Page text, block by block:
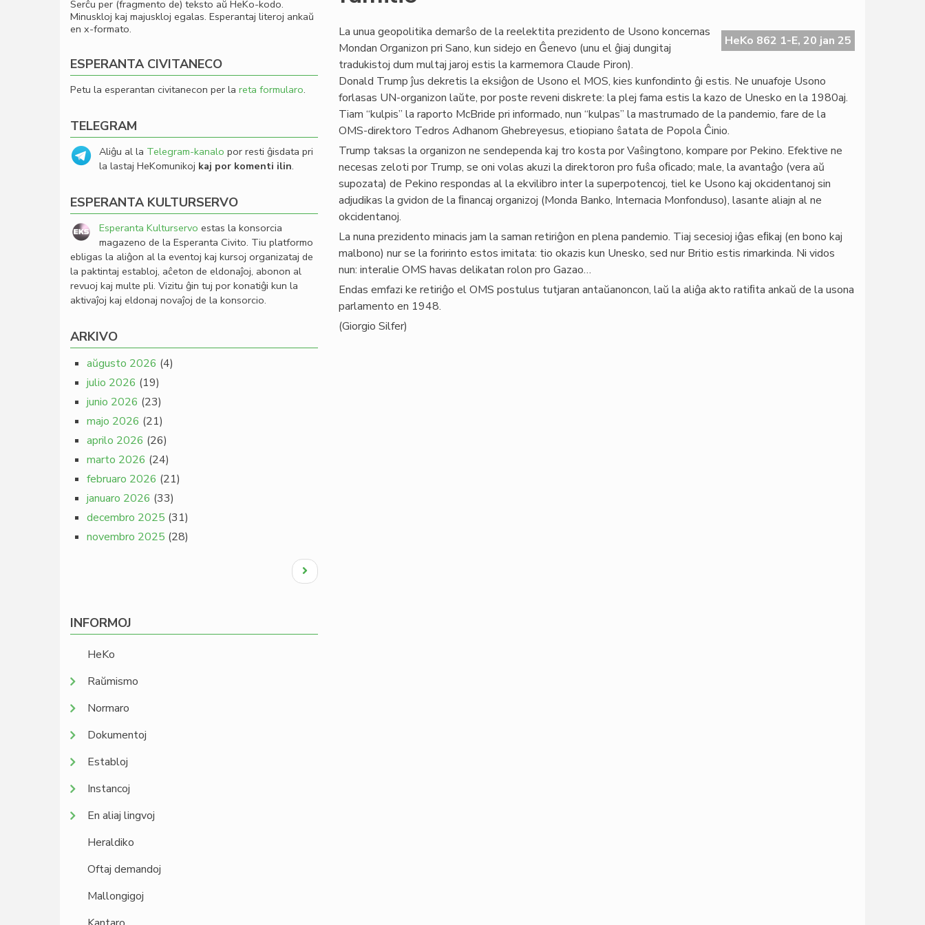
HeKo 862 1-E, 20 jan 25
La unua geopolitika demarŝo de la reelektita prezidento de Usono koncernas
Mondan Organizon pri Sano, kun sidejo en Ĝenevo (unu el ĝiaj dungitaj
tradukistoj dum multaj jaroj estis la karmemora Claude Piron).
Donald Trump ĵus dekretis la eksiĝon de Usono el MOS, kies kunfondinto ĝi estis. Ne unuafoje Usono
forlasas UN-organizon laŭte, por poste reveni diskrete: la plej fama estis la kazo de Unesko en la 1980aj.
Tiam “kulpis” la raporto McBride pri informado, nun “kulpas” la mastrumado de la pandemio, fare de la
OMS-direktoro Tedros Adhanom Ghebreyesus, etiopiano ŝatata de Popola Ĉinio.
Trump taksas la organizon ne sendependa kaj tro kosta por Vaŝingtono, kompare por Pekino. Efektive ne
necesas zeloti por Trump, se oni volas akuzi la direktoron pro fuŝa oﬁcado; male, la avantaĝo (vera aŭ
supozata) de Pekino respondas al la ekvilibro inter la superpotencoj, tiel ke Usono kaj okcidentanoj sin
adjudikas la gvidon de la ﬁnancaj organizoj (Monda Banko, Internacia Monfonduso), lasante aliajn al ne
okcidentanoj.
La nuna prezidento minacis jam la saman retiriĝon en plena pandemio. Tiaj secesioj iĝas eﬁkaj (en bono kaj
malbono) nur se la foririnto estos imitata: tio okazis kun Unesko, sed nur Britio estis rimarkinda. Ni vidos
nun: interalie OMS havas delikatan rolon pro Gazao…
Endas emfazi ke retiriĝo el OMS postulus tutjaran antaŭanoncon, laŭ la aliĝa akto ratiﬁta ankaŭ de la usona
parlamento en 1948.
(Giorgio Silfer)
Serĉu per (fragmento de) teksto aŭ HeKo-kodo.
Minuskloj kaj majuskloj egalas. Esperantaj literoj ankaŭ
en x-formato.
ESPERANTA CIVITANECO
Petu la esperantan civitanecon per la reta formularo.
TELEGRAM
Aliĝu al la Telegram-kanalo por resti ĝisdata pri
la lastaj HeKomunikoj kaj por komenti ilin.
ESPERANTA KULTURSERVO
Esperanta Kulturservo estas la konsorcia
magazeno de la Esperanta Civito. Tiu platformo
ebligas la aliĝon al la eventoj kaj kursoj organizataj de
la paktintaj establoj, aĉeton de eldonaĵoj, abonon al
revuoj kaj multe pli. Vizitu ĝin tuj por konatiĝi kun la
aktivaĵoj kaj eldonaj novaĵoj de la konsorcio.
ARKIVO
aŭgusto 2026 (4)
julio 2026 (19)
junio 2026 (23)
majo 2026 (21)
aprilo 2026 (26)
marto 2026 (24)
februaro 2026 (21)
januaro 2026 (33)
decembro 2025 (31)
novembro 2025 (28)
Next
page
INFORMOJ
HeKo
Raŭmismo
Normaro
Dokumentoj
Establoj
Instancoj
En aliaj lingvoj
Heraldiko
Oftaj demandoj
Mallongigoj